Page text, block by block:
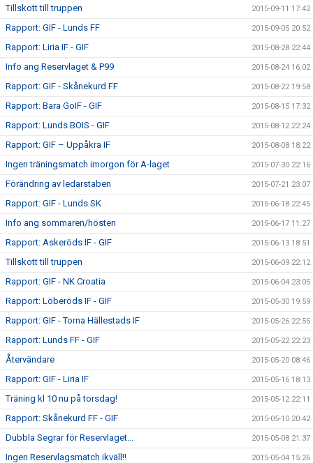
Tillskott till truppen 2015-09-11 17:42
Rapport: GIF - Lunds FF 2015-09-05 20:52
Rapport: Liria IF - GIF 2015-08-28 22:44
Info ang Reservlaget & P99 2015-08-24 16:02
Rapport: GIF - Skånekurd FF 2015-08-22 19:58
Rapport: Bara GoIF - GIF 2015-08-15 17:32
Rapport: Lunds BOIS - GIF 2015-08-12 22:24
Rapport: GIF – Uppåkra IF 2015-08-08 18:22
Ingen träningsmatch imorgon för A-laget 2015-07-30 22:16
Förändring av ledarstaben 2015-07-21 23:07
Rapport: GIF - Lunds SK 2015-06-18 22:45
Info ang sommaren/hösten 2015-06-17 11:27
Rapport: Askeröds IF - GIF 2015-06-13 18:51
Tillskott till truppen 2015-06-09 22:12
Rapport: GIF - NK Croatia 2015-06-04 23:05
Rapport: Löberöds IF - GIF 2015-05-30 19:59
Rapport: GIF - Torna Hällestads IF 2015-05-26 22:55
Rapport: Lunds FF - GIF 2015-05-22 22:23
Återvändare 2015-05-20 08:46
Rapport: GIF - Liria IF 2015-05-16 18:13
Träning kl 10 nu på torsdag! 2015-05-12 22:11
Rapport: Skånekurd FF - GIF 2015-05-10 20:42
Dubbla Segrar för Reservlaget... 2015-05-08 21:37
Ingen Reservlagsmatch ikväll!! 2015-05-04 15:26